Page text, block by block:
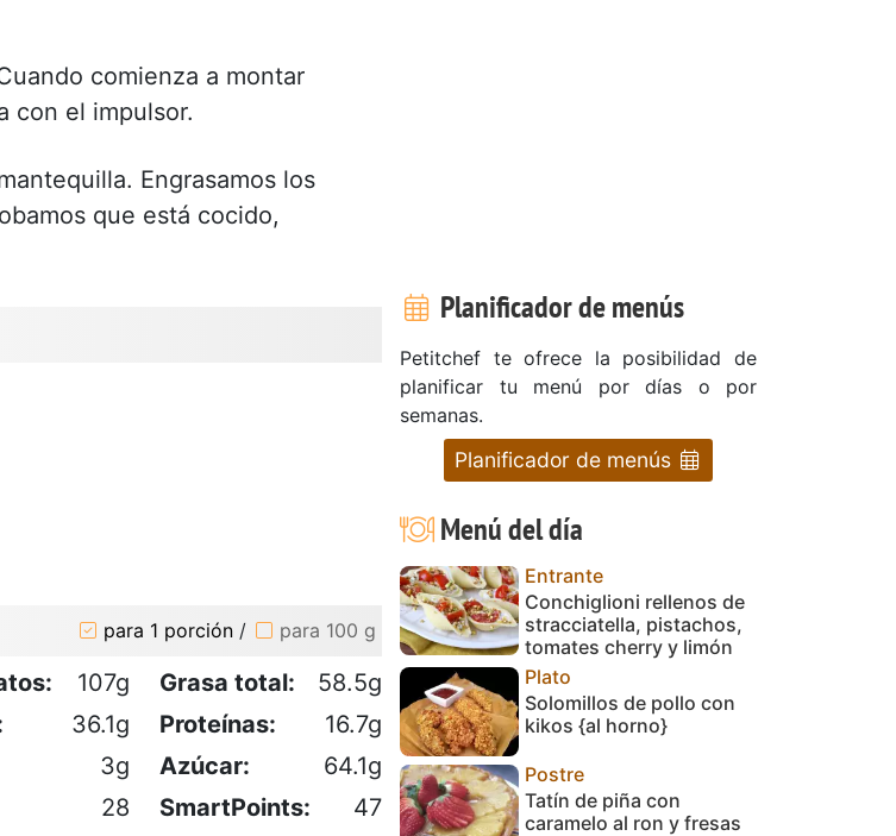
comienza a montar
con el impulsor.
Engrasamos los
que está cocido,
para 1 porción / para 100 g
107g Grasa total:
58.5g
36.1g Proteínas:
16.7g
3g Azúcar:
64.1g
28 SmartPoints: 47
Planificador de menús
Petitchef te ofrece la posibilidad de
planificar tu menú por días o por
semanas.
Planificador de menús
Menú del día
Entrante
Conchiglioni rellenos de
stracciatella, pistachos,
tomates cherry y limón
Plato
Solomillos de pollo con
kikos {al horno}
Postre
Tatín de piña con
caramelo al ron y fresas